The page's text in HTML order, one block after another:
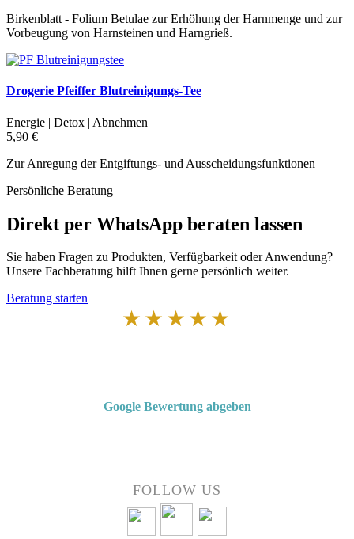
Birkenblatt - Folium Betulae zur Erhöhung der Harnmenge und zur
Vorbeugung von Harnsteinen und Harngrieß.
Drogerie Pfeiffer Blutreinigungs-Tee
Energie | Detox | Abnehmen
5,90 €
Zur Anregung der Entgiftungs- und Ausscheidungsfunktionen
Persönliche Beratung
Direkt per WhatsApp beraten lassen
Sie haben Fragen zu Produkten, Verfügbarkeit oder Anwendung?
Unsere Fachberatung hilft Ihnen gerne persönlich weiter.
Beratung starten
★★★★★
Google Bewertung abgeben
FOLLOW US